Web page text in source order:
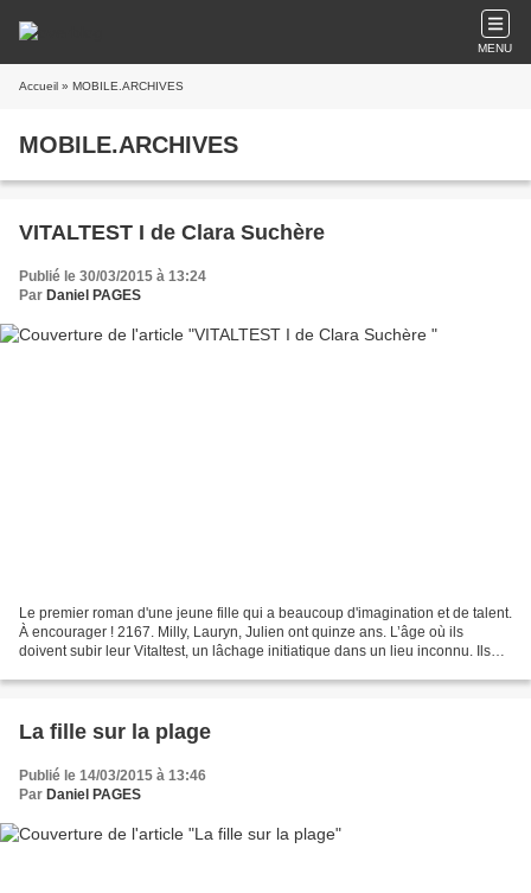
MENU
Accueil » MOBILE.ARCHIVES
MOBILE.ARCHIVES
VITALTEST I de Clara Suchère
Publié le 30/03/2015 à 13:24
Par Daniel PAGES
Le premier roman d'une jeune fille qui a beaucoup d'imagination et de talent.
À encourager ! 2167. Milly, Lauryn, Julien ont quinze ans. L’âge où ils
doivent subir leur Vitaltest, un lâchage initiatique dans un lieu inconnu. Ils
La fille sur la plage
Publié le 14/03/2015 à 13:46
Par Daniel PAGES